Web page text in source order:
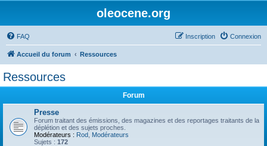
oleocene.org
FAQ Connexion
Inscription
Accueil du forum Ressources
Ressources
Forum
Presse
Forum traitant des émissions, des magazines et des reportages traitants de la
déplétion et des sujets proches.
Modérateurs : Rod Modérateurs
Sujets : 172